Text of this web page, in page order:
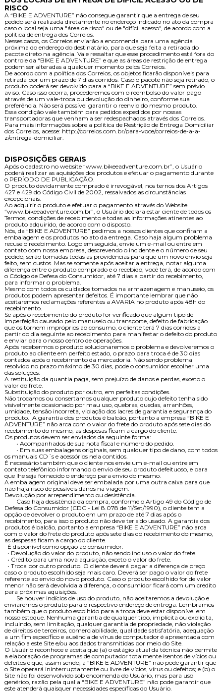
RISCO
A “BIKE E ADVENTURE” não consegue garantir que a entrega de seu
pedido será realizada diretamente no endereço indicado no ato da compra
caso o local seja uma "área de risco" ou de "difícil acesso", de acordo com a
política de entrega dos Correios.
Nesses casos, os Correios enviarão a encomenda para uma agência
próxima do endereço do destinatário, para que seja feita a retirada do
pacote direto na agência. Vale ressaltar que esse procedimento está fora do
controle da “BIKE E ADVENTURE” e que as áreas de restrição de entrega
podem ser alteradas a qualquer momento pelos Correios.
De acordo com a política dos Correios, os objetos ficarão disponíveis para
retirada por um prazo de 7 dias corridos. Caso o pacote não seja retirado, o
produto poderá ser devolvido para a “BIKE E ADVENTURE” sem prévio
aviso. Caso isso ocorra, procederemos com o reembolso do valor pago
através de um vale-troca ou devolução do dinheiro, conforme sua
preferência. Não será possível garantir o reenvio do mesmo produto.
Essa condição vale também para pedidos expedidos por nossas
transportadoras que venham a ser redespachados através dos Correios.
Para mais informações sobre a política de Restrição de Entrega Domiciliar
dos Correios, acesse: http://correios.com.br/para-voce/correios-de-a-a-
z/entrega-domiciliar.
DISPOSIÇÕES GERAIS
Após o cadastro no website “www.bikeeadventure.com.br”, o Usuário
poderá realizar as aquisições dos produtos e efetuar o pagamento durante
o PERÍODO DE PUBLICAÇÃO.
O produto devidamente comprado é irrevogável, nos ternos dos Artigos
427 e 429 do Código Civil de 2002, ressalvados as circunstâncias
excepcionais.
Ao adquirir o produto e efetuar o pagamento através do Website
“www.bikeeadventure.com.br”, o Usuário declara estar ciente de todos os
Termos, condições de recebimento e todas as informações atinentes ao
produto adquirido, de acordo com o disposto.
Nós, da “BIKE E ADVENTURE” pedimos a nossos clientes que confiram a
embalagem e os produtos no ato da entrega. Caso haja algum problema
recuse o recebimento. Logo em seguida, envie um e-mail ou entre em
contato com nossa empresa, descrevendo o incidente e o número de seu
pedido, serão tomadas todas as providências para que um novo envio seja
feito, sem custos. Mas se somente após aceitar a entrega, notar alguma
diferença entre o produto comprado e o recebido, você terá, de acordo com
o Código de Defesa do Consumidor, até 7 dias a partir do recebimento,
para informar o problema.
Mesmo com todos os cuidados tomados na armazenagem e manuseio, os
produtos podem apresentar defeitos. É importante lembrar que não
aceitaremos reclamações referentes a AVARIA no produto após 48h do
recebimento.
Se após o recebimento do produto for verificado que algum tipo de
imperfeição causado pelo manuseio ou transporte, defeito de fabricação
que os tornem impróprios ao consumo, o cliente terá 7 dias corridos a
partir do dia seguinte ao recebimento para manifestar o defeito do produto
e enviar para o nosso centro de operações.
Após recebermos o produto solucionaremos o problema e devolveremos o
produto ao cliente em perfeito estado, o prazo para troca é de 30 dias
contados após o recebimento da mercadoria. Não sendo problema
resolvido no prazo máximo de 30 dias, pode o consumidor escolher uma
das soluções:
A restituição da quantia paga, sem prejuízo de danos e perdas, exceto o
valor do frete.
Substituição do produto por outro, em perfeitas condições.
Não trocamos ou consertamos qualquer produto cujo defeito tenha sido
visivelmente ocasionado por mau uso, quebras, quedas, arranhões,
umidade, tensão incorreta, violação dos lacres de garantia e segurança do
produto. A garantia dos produtos é balcão, portanto a empresa “BIKE E
ADVENTURE” não arca com o valor do frete do produto após sete dias do
recebimento do mesmo, as despesas ficam a cargo do cliente.
Os produtos devem ser enviados da seguinte forma:
• Acompanhados de sua nota fiscal e número do pedido.
• Em suas embalagens originais, sem qualquer tipo de dano, com todos
os manuais CD´s e acessórios nela contidos.
É necessário também que o cliente nos envie um e-mail ou entre em
contato telefônico informando o envio de seu produto defeituoso, e para
que lhe seja fornecido o endereço para envio do mesmo.
A embalagem original deve ser embalada por uma outra caixa para que
não haja risco de possíveis danos na viagem.
Devolução por arrependimento ou desistência.
Caso haja desistência da compra, conforme o Artigo 49 do Código de
Defesa do Consumidor (CDC - Lei 8.078 de 11/Set/1990), o cliente tem a
opção de devolver o produto em um prazo de até 7 dias após o
recebimento, para isso o produto não deve ter sido usado. A garantia dos
produtos é balcão, portanto a empresa “BIKE E ADVENTURE” não arca
com o valor do frete do produto após sete dias do recebimento do mesmo,
as despesas ficam a cargo do cliente.
É disponível como opção ao consumidor:
• Devolução do valor do produto, não sendo incluso o valor do frete.
• Crédito para uma nova aquisição, exceto o valor do frete.
• Troca por outro produto. O cliente deverá pagar a diferença de preço
caso o produto escolhido seja mais caro. Deverá ser pago o valor do frete
referente ao envio do novo produto. Caso o produto escolhido for de valor
menor não será devolvida a diferença, o consumidor ficará com um credito
para próximas aquisições.
Se houver indícios de uso do produto, não aceitaremos a devolução e
enviaremos o produto para o respectivo endereço de entrega. Lembramos
também que o produto escolhido para a troca deve estar disponível em
nosso estoque. Nenhuma garantia de qualquer tipo, implícita ou explícita,
incluindo, sem limitação, qualquer garantia de propriedade, não violação
de direitos de terceiros, comerciabilidade, qualidade satisfatória, adequação
a um fim específico e ausência de vírus de computador é apresentada com
relação a este Site e/ou aos dados transmitidas por meio do Site.
O Usuário reconhece e aceita que (a) o estágio atual da técnica não permite
a elaboração de programas de computador totalmente isentos de vícios ou
defeitos e que, assim sendo, a “BIKE E ADVENTURE” não pode garantir que
o Site operará ininterruptamente ou livre de vícios, vírus ou defeitos; e (b) o
Site não foi desenvolvido sob encomenda do Usuário, mas para uso
genérico, razão pela qual a “BIKE E ADVENTURE” não pode garantir que
este atenderá quaisquer necessidades específicas do Usuário.